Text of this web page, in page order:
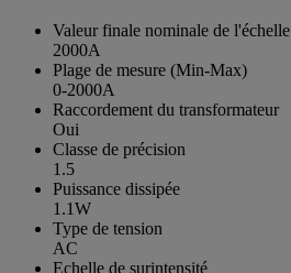
Valeur finale nominale de l'échelle
2000A
Plage de mesure (Min-Max)
0-2000A
Raccordement du transformateur
Oui
Classe de précision
1.5
Puissance dissipée
1.1W
Type de tension
AC
Echelle de surintensité